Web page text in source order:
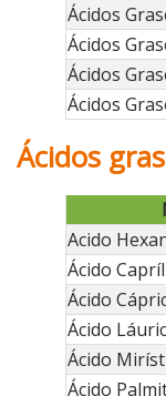
Ácidos
Ácidos
Ácidos
Ácidos
Ácidos
Acido
Ácido
Ácido
Ácido
Ácido
Ácido